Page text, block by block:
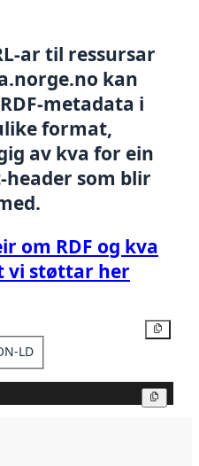
ar til ressursar
kan
metadata i
format,
av kva for ein
header som blir
om RDF og kva
vi støttar her
LD